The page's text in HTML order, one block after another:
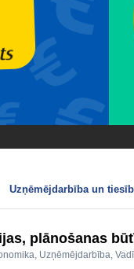
Uzņēmējdarbība un
plānošanas
, Uzņēmējdarbība,